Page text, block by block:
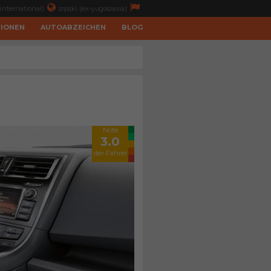
srpski (ex-yugoslavia)
AUTOABZEICHEN BLOG
Note
3.0
der Fahrer